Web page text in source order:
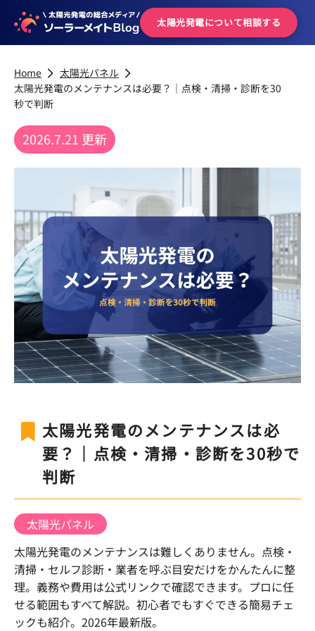
太陽光発電について相談する
Home
太陽光パネル
太陽光発電のメンテナンスは必要？｜点検・清掃・診断を30
秒で判断
2026.7.21 更新
太陽光発電のメンテナンスは必
要？｜点検・清掃・診断を30秒で
判断
太陽光パネル
太陽光発電のメンテナンスは難しくありません。点検・
清掃・セルフ診断・業者を呼ぶ目安だけをかんたんに整
理。義務や費用は公式リンクで確認できます。プロに任
せる範囲もすべて解説。初心者でもすぐできる簡易チェ
ックも紹介。2026年最新版。